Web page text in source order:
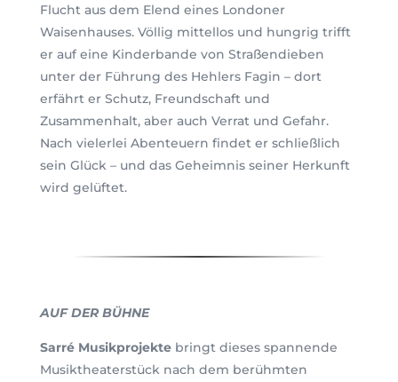
Flucht aus dem Elend eines Londoner
Waisenhauses. Völlig mittellos und hungrig trifft
er auf eine Kinderbande von Straßendieben
unter der Führung des Hehlers Fagin – dort
erfährt er Schutz, Freundschaft und
Zusammenhalt, aber auch Verrat und Gefahr.
Nach vielerlei Abenteuern findet er schließlich
sein Glück – und das Geheimnis seiner Herkunft
wird gelüftet.
AUF DER BÜHNE
Sarré Musikprojektebringt dieses spannende
Musiktheaterstück nach dem berühmten